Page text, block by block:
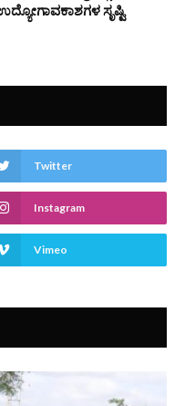
ಸೃಷ್ಟಿ
Twitter
Instagram
Vimeo